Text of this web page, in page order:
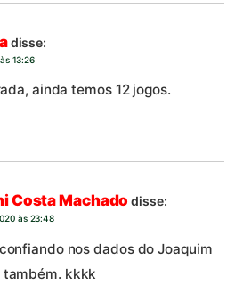
disse:
13:26
ainda temos 12 jogos.
Costa Machado disse:
às 23:48
nos dados do Joaquim
também. kkkk